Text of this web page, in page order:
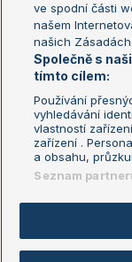
Fotbalové přestupy
Livesport Daily
LS Prague Open
Podmínky užití
GDPR a žurnalistika
Kontakt
Copyright © 2008-
ve spodní části
našem
našich
Společně s
tímto cílem:
Používání
vyhledávání
vlastností
zařízení .
a obsahu,
Seznam